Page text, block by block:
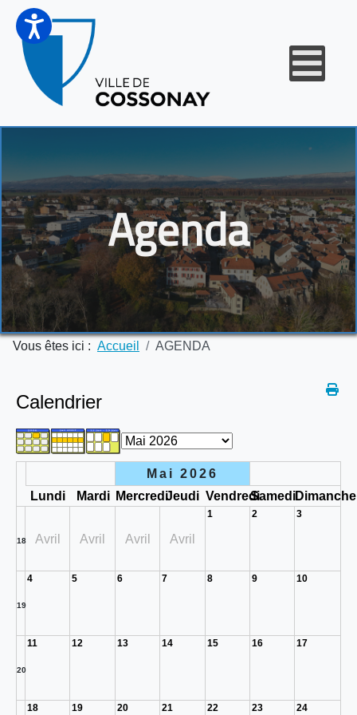
Agenda
Vous êtes ici : Accueil AGENDA
Calendrier
Mai 2026
Lundi
Mardi MercrediJeudi VendrediSamediDimanche
18 Avril Avril Avril Avril
1 2 3
19
4 5 6 7 8 9 10
20
11 12 13 14 15 16 17
18 19 20 21 22 23 24